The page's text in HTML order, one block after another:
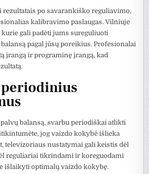
rezultatais po savarankiško reguliavimo,
kalibravimo paslaugas. Vilniuje
kurie gali padėti jums sureguliuoti
pagal jūsų poreikius. Profesionalai
įrangą ir programinę įrangą, kad
balansą, svarbu periodiškai atlikti
jog vaizdo kokybė išlieka
televizoriaus nustatymai gali keistis dėl
reguliariai tikrindami ir koreguodami
išlaikyti optimalų vaizdo kokybę.